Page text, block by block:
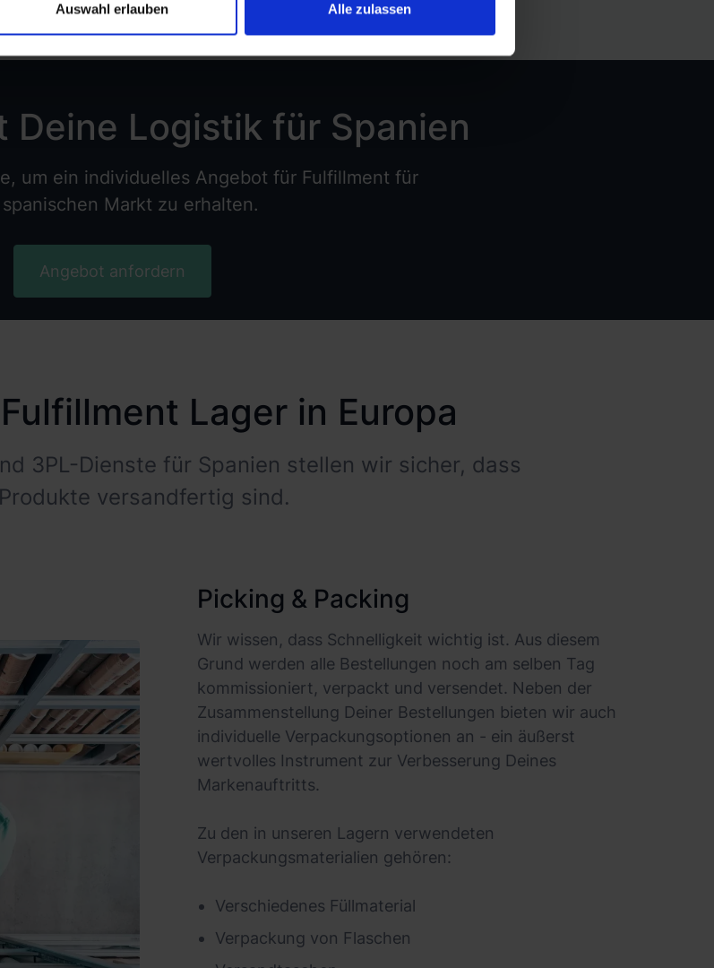
Auswahl erlauben Alle zulassen
Deine Logistik für Spanien
um ein individuelles Angebot für Fulfillment für
Markt zu erhalten.
Angebot anfordern
Lager in Europa
3PL-Dienste für Spanien stellen wir sicher, dass
versandfertig sind.
Picking & Packing
Wir wissen, dass Schnelligkeit wichtig ist. Aus diesem
Grund werden alle Bestellungen noch am selben Tag
kommissioniert, verpackt und versendet. Neben der
Zusammenstellung Deiner Bestellungen bieten wir auch
individuelle Verpackungsoptionen an - ein äußerst
wertvolles Instrument zur Verbesserung Deines
Markenauftritts.
Zu den in unseren Lagern verwendeten
Verpackungsmaterialien gehören:
Verschiedenes Füllmaterial
Verpackung von Flaschen